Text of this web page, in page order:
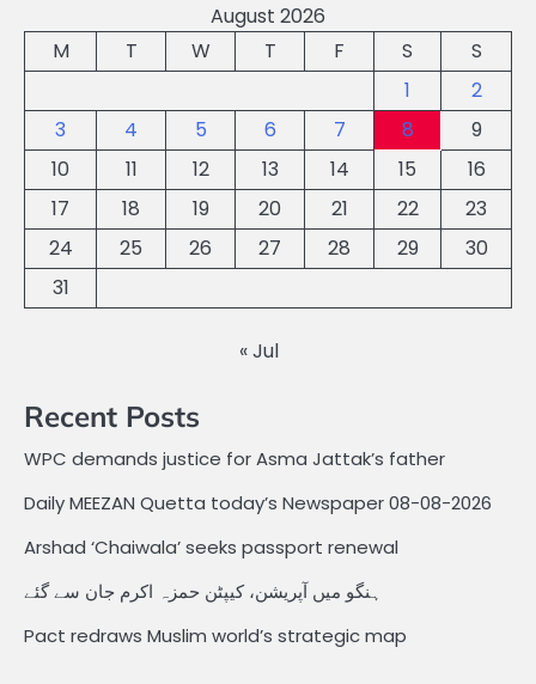
August 2026
M
T W T F S
S
1
2
3
4 5 6 7 8
9
10
11 12 13 14 15
16
17
18 19 20 21 22
23
24
25 26 27 28 29
30
31
« Jul
Recent Posts
WPC demands justice for Asma Jattak’s father
Daily MEEZAN Quetta today’s Newspaper 08-08-2026
Arshad ‘Chaiwala’ seeks passport renewal
ہنگو میں آپریشن، کیپٹن حمزہ اکرم جان سے گئے
Pact redraws Muslim world’s strategic map